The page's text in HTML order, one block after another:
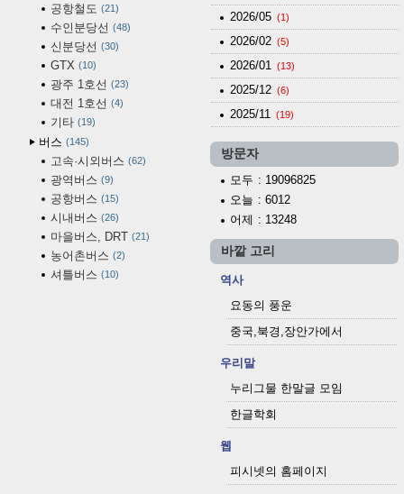
공항철도 21
수인분당선 48
신분당선 30
GTX 10
광주 1호선 23
대전 1호선 4
기타 19
버스 145
고속·시외버스 62
광역버스 9
공항버스 15
시내버스 26
마을버스, DRT 21
농어촌버스 2
셔틀버스 10
2026/05 (1)
2026/02 (5)
2026/01 (13)
2025/12 (6)
2025/11 (19)
방문자
모두 : 19096825
오늘 : 6012
어제 : 13248
바깥 고리
역사
요동의 풍운
중국,북경,장안가에서
우리말
누리그물 한말글 모임
한글학회
웹
피시넷의 홈페이지